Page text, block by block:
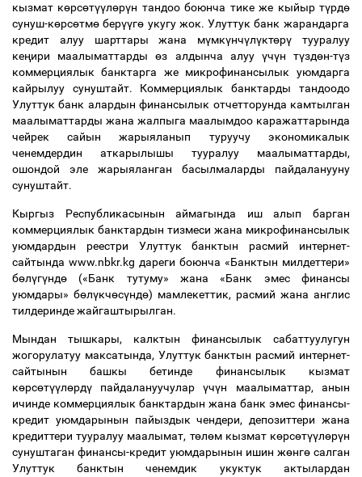
кызмат көрсөтүүлөрүн тандоо боюнча тике же кыйыр түрдө
сунуш-көрсөтмө берүүгө укугу жок. Улуттук банк жарандарга
кредит алуу шарттары жана мүмкүнчүлүктөрү тууралуу
кеңири маалыматтардыөз алдынча алуу үчүн түздөн-түз
коммерциялык банктарга же микрофинансылык уюмдарга
кайрылуу сунуштайт. Коммерциялык банктарды тандоодо
Улуттук банк алардын финансылык отчетторунда камтылган
маалыматтарды жана жалпыга маалымдоо каражаттарында
чейрек сайын жарыяланып туруучу экономикалык
ченемдердин аткарылышы тууралуу маалыматтарды,
ошондой эле жарыяланган басылмаларды пайдаланууну
сунуштайт.
Кыргыз Республикасынын аймагында иш алып барган
коммерциялык банктардын тизмеси жана микрофинансылык
уюмдардын реестри Улуттук банктын расмий интернет-
сайтында www.nbkr.kg дареги боюнча «Банктын милдеттери»
бөлүгүндө («Банк тутуму» жана «Банк эмес финансы
уюмдары» бөлүкчөсүндө) мамлекеттик, расмий жана англис
тилдеринде жайгаштырылган.
Мындан тышкары, калктын финансылык сабаттуулугун
жогорулатуу максатында, Улуттук банктын расмий интернет-
сайтынын башкы бетинде финансылык кызмат
көрсөтүүлөрдү пайдалануучуларүчүн маалыматтар, анын
ичинде коммерциялык банктардын жана банк эмес финансы-
кредит уюмдарынын пайыздык чендери, депозиттери жана
кредиттери тууралуу маалымат, төлөм кызмат көрсөтүүлөрүн
сунуштаган финансы-кредит уюмдарынын ишин жөнгө салган
Улуттук банктын ченемдик укуктук актылардан